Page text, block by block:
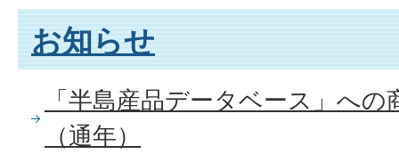
お知らせ
「半島産品データベース」へ
（通年）